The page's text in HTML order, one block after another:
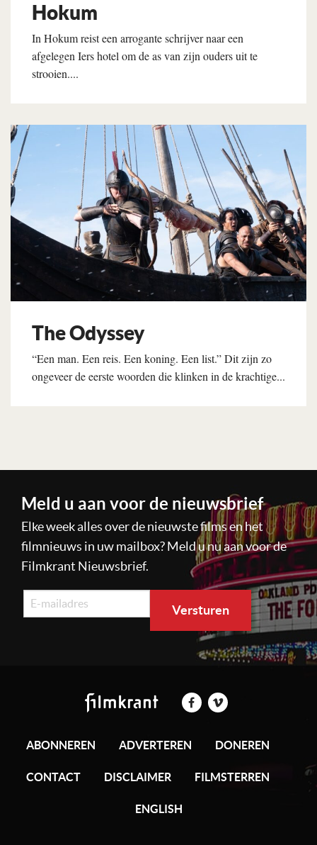
Hokum
In Hokum reist een arrogante schrijver naar een
afgelegen Iers hotel om de as van zijn ouders uit te
strooien....
Lees verder
The Odyssey
“Een man. Een reis. Een koning. Een list.” Dit zijn zo
ongeveer de eerste woorden die klinken in de krachtige...
Meld u aan voor de nieuwsbrief
Elke week alles over de nieuwste films en het
filmnieuws in uw mailbox? Meld u nu aan voor de
Filmkrant Nieuwsbrief.
ABONNEREN ADVERTEREN DONEREN
CONTACT DISCLAIMER FILMSTERREN
ENGLISH